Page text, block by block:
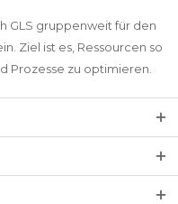
GLS gruppenweit für den
Ziel ist es, Ressourcen so
Prozesse zu optimieren.